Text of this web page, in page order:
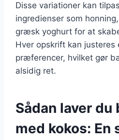
Disse variationer kan
ingredienser som
græsk yoghurt for at
Hver opskrift kan justeres
præferencer, hvilket gør
alsidig ret.
Sådan laver du
med kokos: En